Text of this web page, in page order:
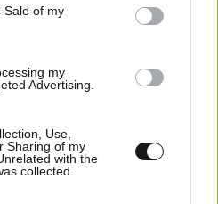
Sale of my
my
Advertising.
Use,
Sharing of my
with the
collected.